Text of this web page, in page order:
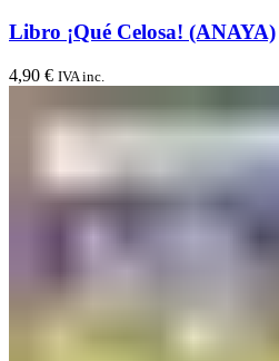
Libro ¡Qué Celosa! (ANAYA)
4,90 € IVA inc.